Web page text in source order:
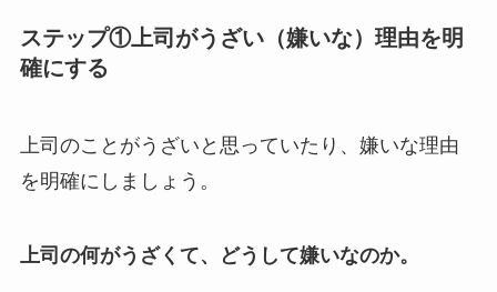
ステップ①上司がうざい（嫌いな）理由を明
確にする
上司のことがうざいと思っていたり、嫌いな理由
を明確にしましょう。
上司の何がうざくて、どうして嫌いなのか。